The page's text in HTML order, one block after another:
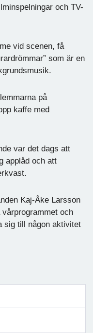
och TV-
vid scenen, få
som är en
på
kaffe med
var det dags att
applåd och att
Kaj-Åke Larsson
och
sig till någon aktivitet